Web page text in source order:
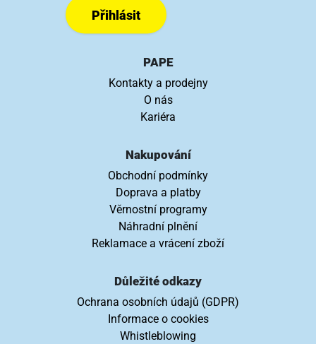
Přihlásit
PAPE
Kontakty a prodejny
O nás
Kariéra
Nakupování
Obchodní podmínky
Doprava a platby
Věrnostní programy
Náhradní plnění
Reklamace a vrácení zboží
Důležité odkazy
Ochrana osobních údajů (GDPR)
Informace o cookies
Whistleblowing